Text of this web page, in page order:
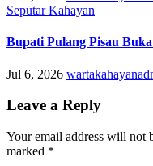
Seputar Kahayan
Bupati Pulang Pisau
Jul 6, 2026
Leave a Reply
Your email address will not
marked *